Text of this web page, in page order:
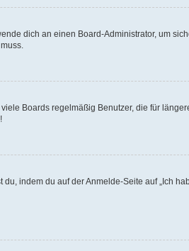
dich an einen Board-Administrator, um
Boards regelmäßig Benutzer, die für
indem du auf der Anmelde-Seite auf „Ich